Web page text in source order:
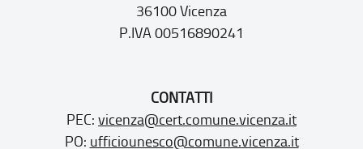
36100 Vicenza
P.IVA 00516890241
CONTATTI
PEC: vicenza@cert.comune.vicenza.it
PO: ufficiounesco@comune.vicenza.it